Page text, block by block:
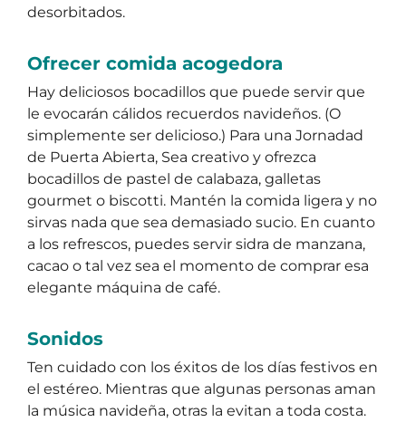
desorbitados.
Ofrecer comida acogedora
Hay deliciosos bocadillos que puede servir que
le evocarán cálidos recuerdos navideños. (O
simplemente ser delicioso.) Para una Jornadad
de Puerta Abierta, Sea creativo y ofrezca
bocadillos de pastel de calabaza, galletas
gourmet o biscotti. Mantén la comida ligera y no
sirvas nada que sea demasiado sucio. En cuanto
a los refrescos, puedes servir sidra de manzana,
cacao o tal vez sea el momento de comprar esa
elegante máquina de café.
Sonidos
Ten cuidado con los éxitos de los días festivos en
el estéreo. Mientras que algunas personas aman
la música navideña, otras la evitan a toda costa.